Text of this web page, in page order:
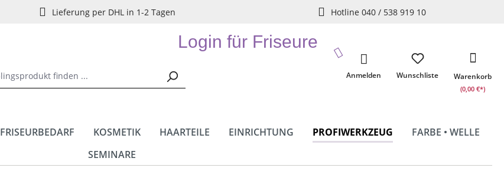
Lieferung per DHL in 1-2 Tagen Hotline 040 / 538 919 10
Login für Friseure
Wunschliste
Anmelden Warenkorb
(0,00 €*)
FRISEURBEDARF KOSMETIK HAARTEILE EINRICHTUNG PROFIWERKZEUG
FARBE • WELLE
SEMINARE